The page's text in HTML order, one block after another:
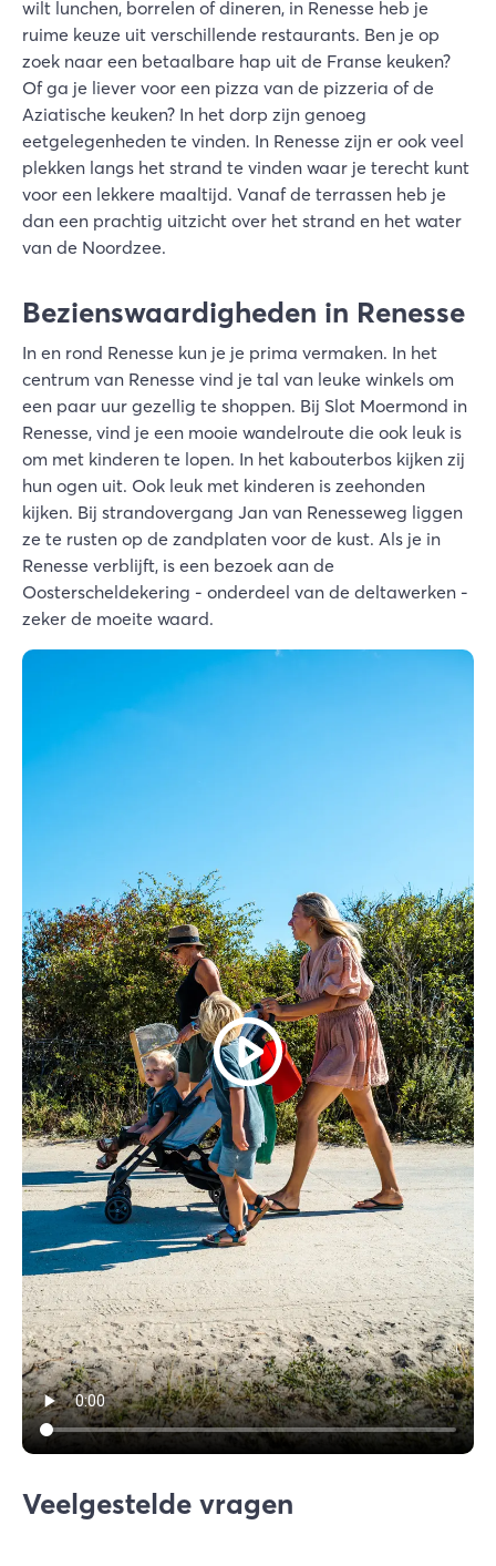
wilt lunchen, borrelen of dineren, in Renesse heb je
ruime keuze uit verschillende restaurants. Ben je op
zoek naar een betaalbare hap uit de Franse keuken?
Of ga je liever voor een pizza van de pizzeria of de
Aziatische keuken? In het dorp zijn genoeg
eetgelegenheden te vinden. In Renesse zijn er ook veel
plekken langs het strand te vinden waar je terecht kunt
voor een lekkere maaltijd. Vanaf de terrassen heb je
dan een prachtig uitzicht over het strand en het water
van de Noordzee.
Bezienswaardigheden in Renesse
In en rond Renesse kun je je prima vermaken. In het
centrum van Renesse vind je tal van leuke winkels om
een paar uur gezellig te shoppen. Bij Slot Moermond in
Renesse, vind je een mooie wandelroute die ook leuk is
om met kinderen te lopen. In het kabouterbos kijken zij
hun ogen uit. Ook leuk met kinderen is zeehonden
kijken. Bij strandovergang Jan van Renesseweg liggen
ze te rusten op de zandplaten voor de kust. Als je in
Renesse verblijft, is een bezoek aan de
Oosterscheldekering - onderdeel van de deltawerken -
zeker de moeite waard.
Veelgestelde vragen